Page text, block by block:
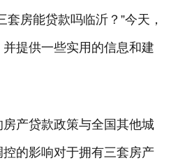
套房能贷款吗临沂？”今天，
提供一些实用的信息和建
产贷款政策与全国其他城
的影响对于拥有三套房产